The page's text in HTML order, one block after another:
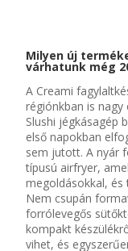
Milyen új
várhatunk még
A Creami
régiónkban is
Slushi jégkásagép
első napokban
sem jutott.A nyár
típusú airfryer,
megoldásokkal,
Nem csupán
forrólevegős
kompakt készülék
vihet, és